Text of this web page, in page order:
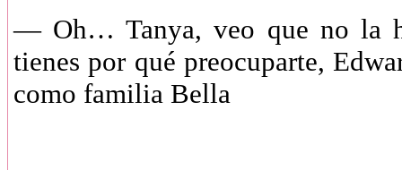
— Oh… Tanya, veo que no la
tienes por qué preocuparte,
como familia Bella